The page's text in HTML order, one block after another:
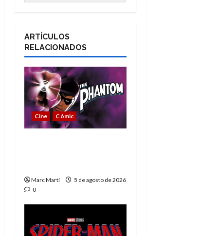
ARTÍCULOS
RELACIONADOS
Cine Cómic
Marc Martí
5 de agosto de 2026
0